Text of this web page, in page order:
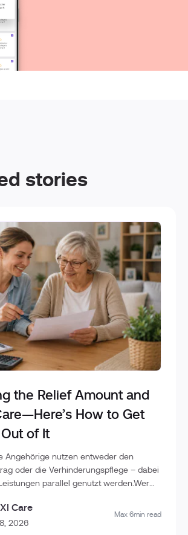
stories
the Relief Amount and
How to Get
of It
Angehörige nutzen entweder den
oder die Verhinderungspflege – dabei
parallel genutzt werden.Wer
deutlich mehr Unterstützung im
und die finanzielle Belastung
Care
2026
Max 6min read